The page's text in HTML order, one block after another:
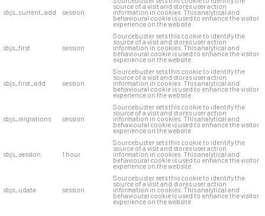
sbjs_current_add session
source of a visit and stores user action
information in cookies. This analytical and
behavioural cookie is used to enhance the visitor
experience on the website.
sbjs_first session
Sourcebuster sets this cookie to identify the
source of a visit and stores user action
information in cookies. This analytical and
behavioural cookie is used to enhance the visitor
experience on the website.
sbjs_first_add session
Sourcebuster sets this cookie to identify the
source of a visit and stores user action
information in cookies. This analytical and
behavioural cookie is used to enhance the visitor
experience on the website.
sbjs_migrations session
Sourcebuster sets this cookie to identify the
source of a visit and stores user action
information in cookies. This analytical and
behavioural cookie is used to enhance the visitor
experience on the website.
sbjs_session 1 hour
Sourcebuster sets this cookie to identify the
source of a visit and stores user action
information in cookies. This analytical and
behavioural cookie is used to enhance the visitor
experience on the website.
sbjs_udata session
Sourcebuster sets this cookie to identify the
source of a visit and stores user action
information in cookies. This analytical and
behavioural cookie is used to enhance the visitor
experience on the website.